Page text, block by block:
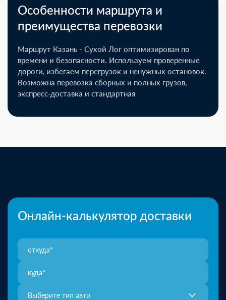
Особенности маршрута и
преимущества перевозки
Маршрут Казань - Сухой Лог оптимизирован по
времени и безопасности. Используем проверенные
дороги, избегаем перегрузок и ненужных остановок.
Возможна перевозка сборных и полных грузов,
экспресс-доставка и стандартная
Онлайн-калькулятор доставки
Выберите тип авто